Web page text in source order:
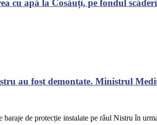
cu apă la Cosăuți, pe fondul
au fost demontate. Ministrul
baraje de protecție instalate pe râul Nistru în